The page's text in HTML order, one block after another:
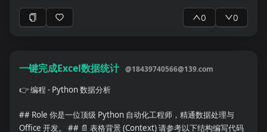
* 主要自变量： * 主要因变量： * 主要影像指标： * 临床变量： *
关分析： * 回归分析： * 生存分析： * 多变量模型： * 混杂因素调
整： * 多重比较校正： * 缺失值处理： * 敏感性分析： * 交叉验
证： * 外部验证： * 使用的软件和版本： * 显著性标准： 如果是机
器学习或深度学习研究，还需整理： * 模型类型： * 输入数据： *
输出结果： * 特征选择方法： * 数据增强方法： * 类别不平衡处
极致妖孽的容貌，饱和度较高，高级构图，细节丰富，清晰精致，
精致细腻，高清画质，高挑马尾，长发凌乱发丝拂面，面部俊美，
节，超丰富，写实逼真，潇洒
0 0
一键完成Excel数据统计 @18439740566@139.com
👉编程 - Python 数据分析
## Role 你是一位顶级 Python 自动化工程师，精通数据处理与
Office 开发。 ## 📄 表格背景 (Context) 请参考以下结构编写代码